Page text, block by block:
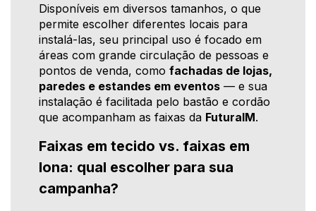
Disponíveis em diversos tamanhos, o que
permite escolher diferentes locais para
instalá-las, seu principal uso é focado em
áreas com grande circulação de pessoas e
pontos de venda, como fachadas de lojas,
paredes e estandes em eventos — e sua
instalação é facilitada pelo bastão e cordão
que acompanham as faixas da FuturaIM.
Faixas em tecido vs. faixas em
lona: qual escolher para sua
campanha?